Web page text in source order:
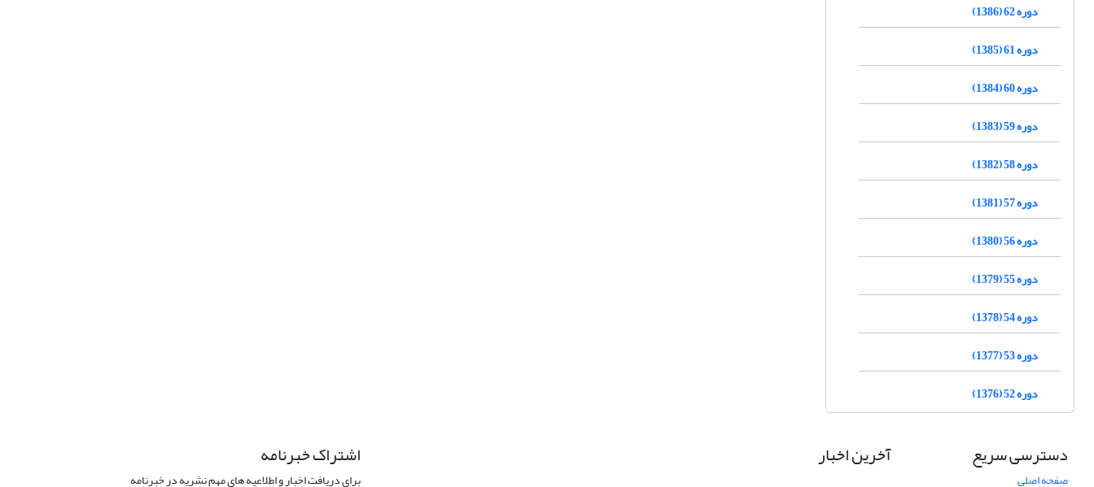
دوره 62 (1386)
دوره 61 (1385)
دوره 60 (1384)
دوره 59 (1383)
دوره 58 (1382)
دوره 57 (1381)
دوره 56 (1380)
دوره 55 (1379)
دوره 54 (1378)
دوره 53 (1377)
دوره 52 (1376)
دسترسی سریع
صفحه اصلی
آخرین اخبار اشتراک خبرنامه
برای دریافت اخبار و اطلاعیه های مهم نشریه در خبرنامه